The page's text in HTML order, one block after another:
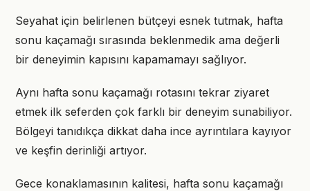
Seyahat için belirlenen bütçeyi esnek tutmak, hafta
sonu kaçamağı sırasında beklenmedik ama değerli
bir deneyimin kapısını kapamamayı sağlıyor.
Aynı hafta sonu kaçamağı rotasını tekrar ziyaret
etmek ilk seferden çok farklı bir deneyim sunabiliyor.
Bölgeyi tanıdıkça dikkat daha ince ayrıntılara kayıyor
ve keşfin derinliği artıyor.
Gece konaklamasının kalitesi, hafta sonu kaçamağı